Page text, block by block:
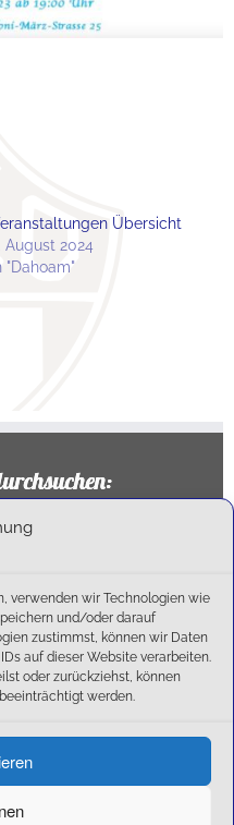
verwenden wir Technologien wie
und/oder darauf
zustimmst, können wir Daten
auf dieser Website verarbeiten.
oder zurückziehst, können
werden.
Übersicht
August 2024
"Dahoam"
Beiträge
schießt sich zurück in die Landesliga!
2025